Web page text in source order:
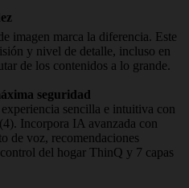
imagen marca la diferencia. Este
y nivel de detalle, incluso en
de los contenidos a lo grande.
seguridad
sencilla e intuitiva con
Incorpora IA avanzada con
de voz, recomendaciones
del hogar ThinQ y 7 capas